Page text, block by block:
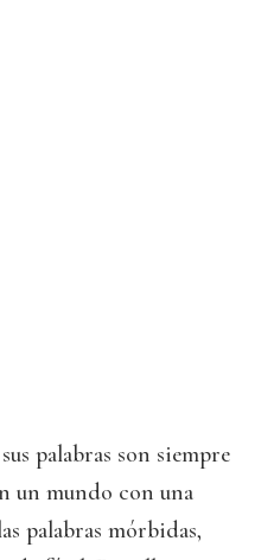
palabras son siempre
un mundo con una
palabras mórbidas,